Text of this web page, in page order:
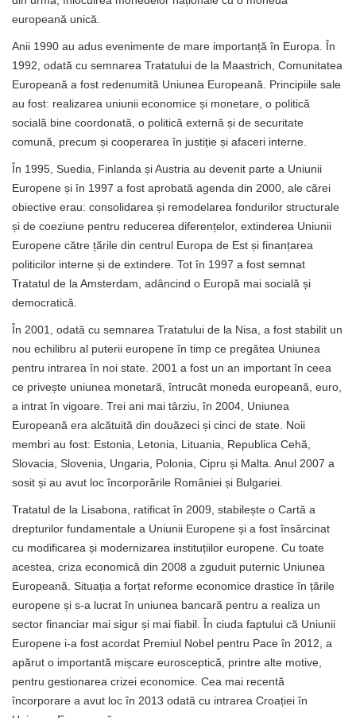
europeană unică.
Anii 1990 au adus evenimente de mare importanță în Europa. În
1992, odată cu semnarea Tratatului de la Maastrich, Comunitatea
Europeană a fost redenumită Uniunea Europeană. Principiile sale
au fost: realizarea uniunii economice și monetare, o politică
socială bine coordonată, o politică externă și de securitate
comună, precum și cooperarea în justiție și afaceri interne.
În 1995, Suedia, Finlanda și Austria au devenit parte a Uniunii
Europene și în 1997 a fost aprobată agenda din 2000, ale cărei
obiective erau: consolidarea și remodelarea fondurilor structurale
și de coeziune pentru reducerea diferențelor, extinderea Uniunii
Europene către țările din centrul Europa de Est și finanțarea
politicilor interne și de extindere. Tot în 1997 a fost semnat
Tratatul de la Amsterdam, adâncind o Europă mai socială și
democratică.
În 2001, odată cu semnarea Tratatului de la Nisa, a fost stabilit un
nou echilibru al puterii europene în timp ce pregătea Uniunea
pentru intrarea în noi state. 2001 a fost un an important în ceea
ce privește uniunea monetară, întrucât moneda europeană, euro,
a intrat în vigoare. Trei ani mai târziu, în 2004, Uniunea
Europeană era alcătuită din douăzeci și cinci de state. Noii
membri au fost: Estonia, Letonia, Lituania, Republica Cehă,
Slovacia, Slovenia, Ungaria, Polonia, Cipru și Malta. Anul 2007 a
sosit și au avut loc încorporările României și Bulgariei.
Tratatul de la Lisabona, ratificat în 2009, stabilește o Cartă a
drepturilor fundamentale a Uniunii Europene și a fost însărcinat
cu modificarea și modernizarea instituțiilor europene. Cu toate
acestea, criza economică din 2008 a zguduit puternic Uniunea
Europeană. Situația a forțat reforme economice drastice în țările
europene și s-a lucrat în uniunea bancară pentru a realiza un
sector financiar mai sigur și mai fiabil. În ciuda faptului că Uniunii
Europene i-a fost acordat Premiul Nobel pentru Pace în 2012, a
apărut o importantă mișcare eurosceptică, printre alte motive,
pentru gestionarea crizei economice. Cea mai recentă
încorporare a avut loc în 2013 odată cu intrarea Croației în